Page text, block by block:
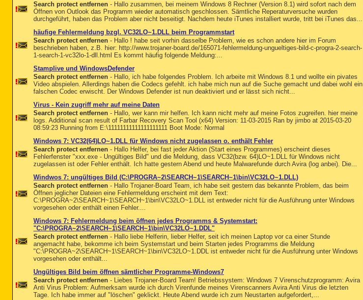
Search protect entfernen - Hallo zusammen, bei meinem Windows 8 Rechner (Version 8.1) wird sofort nach dem
Öffnen von Outlook das Programm wieder automatisch geschlossen. Sämtliche Reperaturversuche wurden
durchgeführt, haben das Problem aber nicht beseitigt. Nachdem heute iTunes installiert wurde, tritt bei iTunes das...
häufige Fehlermeldung bzgl. VC32LO~1.DLL beim Programmstart
Search protect entfernen - Hallo ! habe seit vorhin dasselbe Problem, wie es schon andere hier im Forum
beschrieben haben, z.B. hier: http://www.trojaner-board.de/165071-fehlermeldung-ungueltiges-bild-c-progra-2-search-
1-search-1-vc32lo-1-dll.html Es kommt häufig folgende Meldung:...
Stamplive und WindowsDefender
Search protect entfernen - Hallo, ich habe folgendes Problem. Ich arbeite mit Windows 8.1 und wollte ein pivates
Video abspielen. Allerdings haben die Codecs gefehlt. ich habe mich nun auf die Suche gemacht und dabei wohl ein
falschen Codec erwischt. Der Windows Defender ist nun deaktiviert und er lässt sich nicht...
Virus - Kein zugriff mehr auf meine Daten
Search protect entfernen - Hallo, wer kann mir helfen. Ich kann nicht mehr auf meine Fotos zugreifen. hier meine
logs. Additional scan result of Farbar Recovery Scan Tool (x64) Version: 11-03-2015 Ran by jimbo at 2015-03-20
08:59:23 Running from E:\11111111111111111111 Boot Mode: Normal
Windows 7: VC32(64)LO~1.DLL für Windows nicht zugelassen o. enthält Fehler
Search protect entfernen - Hallo Helfer, bei fast jeder Aktion (Start eines Programmes) erscheint dieses
Fehlerfenster "xxx.exe - Ungültiges Bild" und die Meldung, dass VC32(bzw. 64)LO~1.DLL für Windows nicht
zugelassen ist oder Fehler enthält. Ich hatte gestern Abend und heute Malwarefunde durch Avira (log anbei). Die...
Windwos 7: ungültiges Bild (C:\PROGRA~2\SEARCH~1\SEARCH~1\bin\VC32LO~1.DLL)
Search protect entfernen - Hallo Trojaner-Board Team, ich habe seit gestern das bekannte Problem, das beim
Öffnen jeglicher Dateien eine Fehlermeldung erscheint mit dem Text:
C:\PROGRA~2\SEARCH~1\SEARCH~1\bin\VC32LO~1.DLL ist entweder nicht für die Ausführung unter Windows
vorgesehen oder enthält einen Fehler....
Windows 7: Fehlermeldung beim öffnen jedes Programms & Systemstart:
"C:\PROGRA~2\SEARCH~1\SEARCH~1\bin\VC32LO~1.DDL"
Search protect entfernen - Hallo liebe Helferin, lieber Helfer, seit ich meinen Laptop vor ca einer Stunde
angemacht habe, bekomme ich beim Systemstart und beim Starten jedes Programms die Meldung
"C:\PROGRA~2\SEARCH~1\SEARCH~1\bin\VC32LO~1.DDL ist entweder nicht für die Ausführung unter Windows
vorgesehen oder enthält...
Ungültiges Bild beim öffnen sämtlicher Programme-Windows7
Search protect entfernen - Liebes Trojaner-Board Team! Betriebssystem: Windows 7 Virenschutzprogramm: Avira
Anti Virus Problem: Aufmerksam wurde ich durch Virenfunde meines Virenscanners Avira Anti Virus die letzten
Tage. Ich habe immer auf "löschen" geklickt. Heute Abend wurde ich zum Neustarten aufgefordert,...